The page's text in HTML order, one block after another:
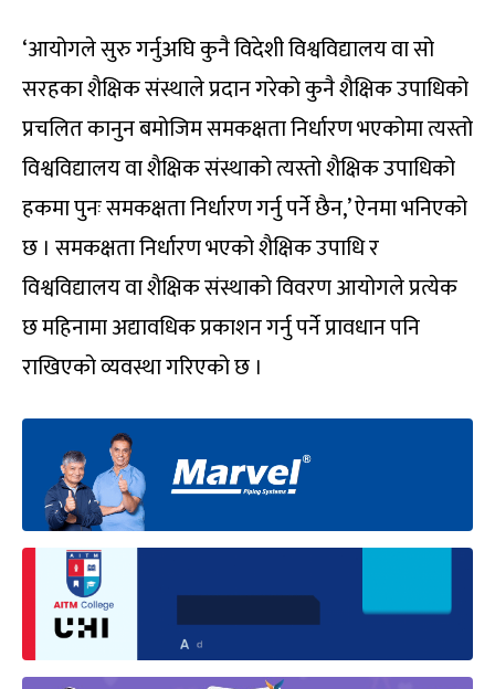
‘आयोगले सुरु गर्नुअघि कुनै विदेशी विश्वविद्यालय वा सो
सरहका शैक्षिक संस्थाले प्रदान गरेको कुनै शैक्षिक उपाधिको
प्रचलित कानुन बमोजिम समकक्षता निर्धारण भएकोमा त्यस्तो
विश्वविद्यालय वा शैक्षिक संस्थाको त्यस्तो शैक्षिक उपाधिको
हकमा पुनः समकक्षता निर्धारण गर्नु पर्ने छैन,’ ऐनमा भनिएको
छ । समकक्षता निर्धारण भएको शैक्षिक उपाधि र
विश्वविद्यालय वा शैक्षिक संस्थाको विवरण आयोगले प्रत्येक
छ महिनामा अद्यावधिक प्रकाशन गर्नु पर्ने प्रावधान पनि
राखिएको व्यवस्था गरिएको छ ।